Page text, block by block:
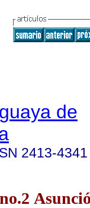
de
2413-4341